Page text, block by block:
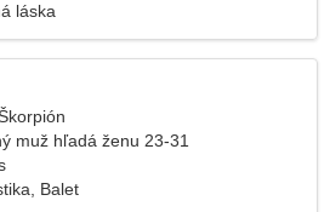
láska
muž hľadá ženu 23-31
Balet